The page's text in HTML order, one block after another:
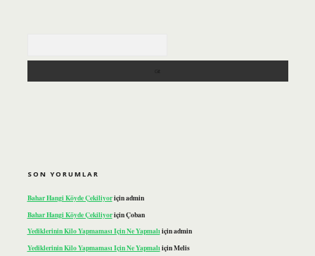
SON YORUMLAR
Bahar Hangi Köyde Çekiliyoriçinadmin
Bahar Hangi Köyde ÇekiliyoriçinÇoban
Yediklerinin Kilo Yapmaması Için Ne Yapmalıiçinadmin
Yediklerinin Kilo Yapmaması Için Ne YapmalıiçinMelis